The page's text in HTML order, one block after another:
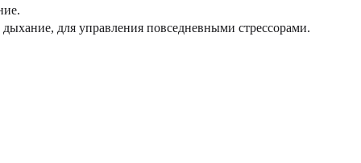
для управления повседневными стрессорами.